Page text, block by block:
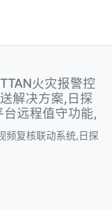
火灾报警控
解决方案,日探
远程值守功能,
频复核联动系统,日探